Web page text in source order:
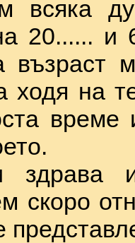
всяка
20...... и
възраст
ходя на
време
здрава
скоро